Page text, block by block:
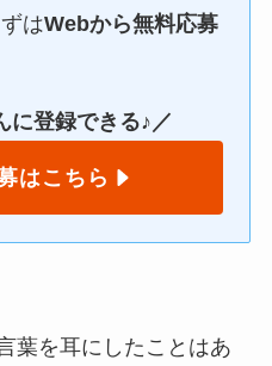
はWebから無料応募
に登録できる♪／
はこちら
葉を耳にしたことはあ